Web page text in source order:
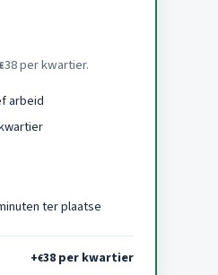
38 per kwartier.
arbeid
ter plaatse
+€38 per kwartier